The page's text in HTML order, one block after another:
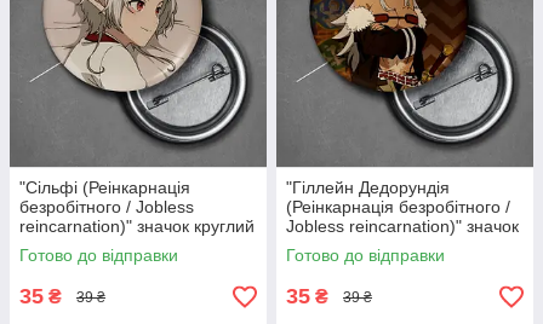
"Сільфі (Реінкарнація
безробітного / Jobless
reincarnation)" значок круглий
на булавці Ø44 мм
Готово до відправки
35 ₴ 39 ₴
"Гіллейн Дедорундія
(Реінкарнація безробітного /
Jobless reincarnation)" значок
круглий на булавці Ø44 мм
Готово до відправки
35 ₴ 39 ₴